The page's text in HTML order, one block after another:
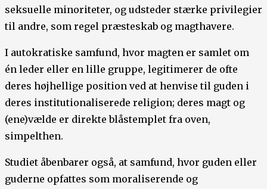
seksuelle minoriteter, og udsteder stærke privilegier
til andre, som regel præsteskab og magthavere.
I autokratiske samfund, hvor magten er samlet om
én leder eller en lille gruppe, legitimerer de ofte
deres højhellige position ved at henvise til guden i
deres institutionaliserede religion; deres magt og
(ene)vælde er direkte blåstemplet fra oven,
simpelthen.
Studiet åbenbarer også, at samfund, hvor guden eller
guderne opfattes som moraliserende og